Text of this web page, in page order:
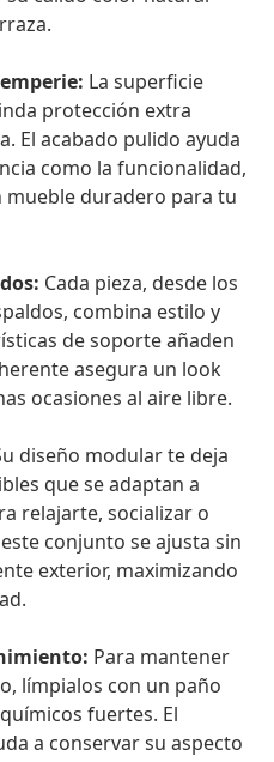
La superficie
protección extra
El acabado pulido ayuda
como la funcionalidad,
duradero para tu
Cada pieza, desde los
combina estilo y
de soporte añaden
asegura un look
ocasiones al aire libre.
diseño modular te deja
que se adaptan a
relajarte, socializar o
conjunto se ajusta sin
exterior, maximizando
Para mantener
límpialos con un paño
fuertes. El
a conservar su aspecto